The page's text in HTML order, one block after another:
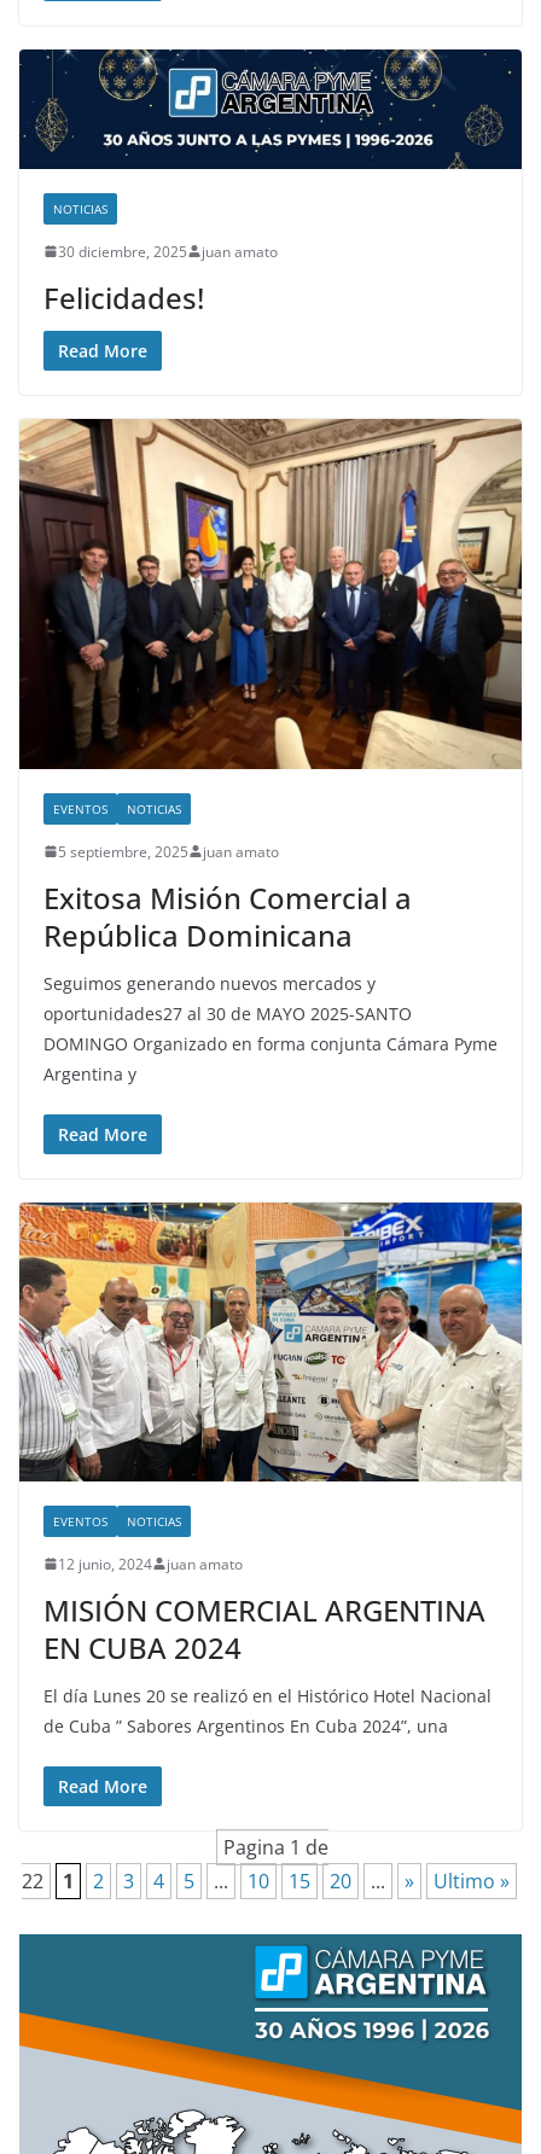
NOTICIAS
30 diciembre, 2025 juan amato
Felicidades!
Read More
EVENTOS NOTICIAS
5 septiembre, 2025 juan amato
Exitosa Misión Comercial a
República Dominicana
Seguimos generando nuevos mercados y
oportunidades27 al 30 de MAYO 2025-SANTO
DOMINGO Organizado en forma conjunta Cámara Pyme
Argentina y
Read More
EVENTOS NOTICIAS
12 junio, 2024 juan amato
MISIÓN COMERCIAL ARGENTINA
EN CUBA 2024
El día Lunes 20 se realizó en el Histórico Hotel Nacional
de Cuba ” Sabores Argentinos En Cuba 2024”, una
Read More
Pagina 1 de
22
1 2 3 4 5 ... 10 15 20 ... » Ultimo »